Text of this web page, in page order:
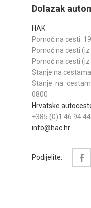
Dolazak
HAK
Pomoć na cesti:
Pomoć na cesti
Pomoć na cesti
Stanje na
Stanje na
0800
Hrvatske
+385 (0)1 46 94
info@hac.hr
Podijelite: